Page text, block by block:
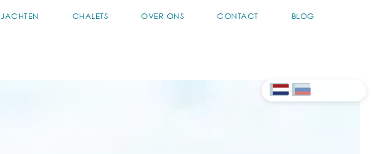
JACHTEN CHALETS OVER ONS CONTACT BLOG